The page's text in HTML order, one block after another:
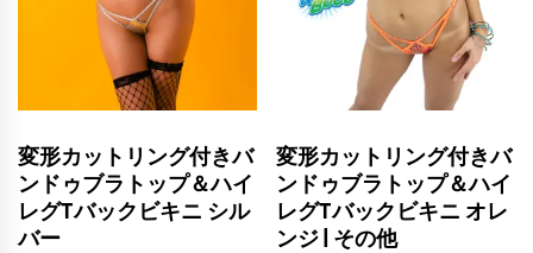
変形カットリング付きバ
ンドゥブラトップ＆ハイ
レグTバックビキニ シル
バー
変形カットリング付きバ
ンドゥブラトップ＆ハイ
レグTバックビキニ オレ
ンジ | その他